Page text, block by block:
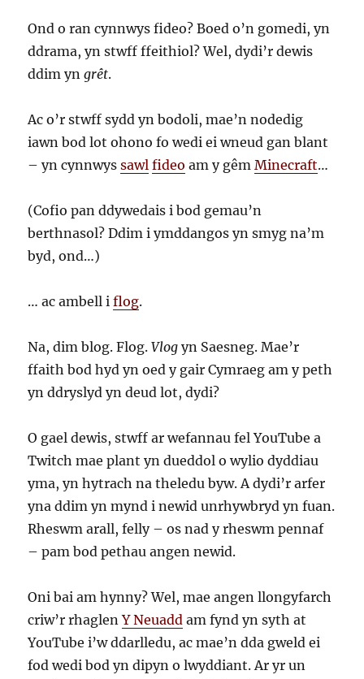
Ond o ran cynnwys fideo? Boed o’n gomedi, yn
ddrama, yn stwff ffeithiol? Wel, dydi’r dewis
ddim yngrêt.
Ac o’r stwff sydd yn bodoli, mae’n nodedig
iawn bod lot ohono fo wedi ei wneud gan blant
– yn cynnwyssawl fideo am y gêmMinecraft…
(Cofio pan ddywedais i bod gemau’n
berthnasol? Ddim i ymddangos yn smyg na’m
byd, ond…)
… ac ambell iflog.
Na, dim blog. Flog.Vlog yn Saesneg. Mae’r
ffaith bod hyd yn oed y gair Cymraeg am y peth
yn ddryslyd yn deud lot, dydi?
O gael dewis, stwff ar wefannau fel YouTube a
Twitch mae plant yn dueddol o wylio dyddiau
yma, yn hytrach na theledu byw. A dydi’r arfer
yna ddim yn mynd i newid unrhywbryd yn fuan.
Rheswm arall, felly – os nad y rheswm pennaf
– pam bod pethau angen newid.
Oni bai am hynny? Wel, mae angen llongyfarch
criw’r rhaglenY Neuadd am fynd yn syth at
YouTube i’w ddarlledu, ac mae’n dda gweld ei
fod wedi bod yn dipyn o lwyddiant. Ar yr un